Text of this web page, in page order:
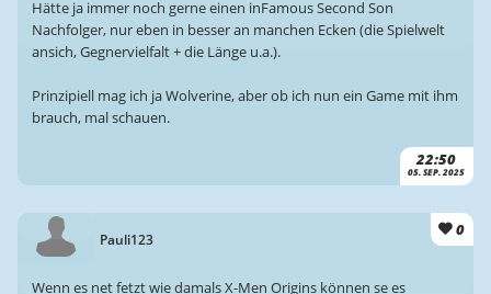
22:50
05. SEP. 2025
Hätte ja immer noch gerne einen inFamous Second Son
Nachfolger, nur eben in besser an manchen Ecken (die Spielwelt
ansich, Gegnervielfalt + die Länge u.a.).
Prinzipiell mag ich ja Wolverine, aber ob ich nun ein Game mit ihm
brauch, mal schauen.
Pauli123 0
Wenn es net fetzt wie damals X-Men Origins können se es